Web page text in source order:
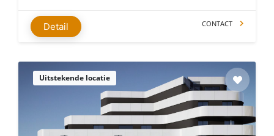
Detail CONTACT
Uitstekende locatie